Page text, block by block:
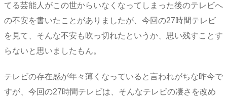
てる芸能人がこの世からいなくなってしまった後のテレビへ
の不安を書いたことがありましたが、今回の27時間テレビ
を見て、そんな不安も吹っ切れたというか、思い残すことす
らないと思いましたもん。
テレビの存在感が年々薄くなっていると言われがちな昨今で
すが、今回の27時間テレビは、そんなテレビの凄さを改め